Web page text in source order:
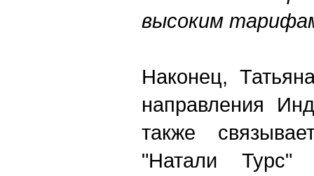
высоким
Наконец,
направления
также
"Натали Турс"